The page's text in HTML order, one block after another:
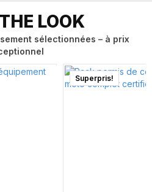
LOOK
sélectionnées – à prix
Superpris!